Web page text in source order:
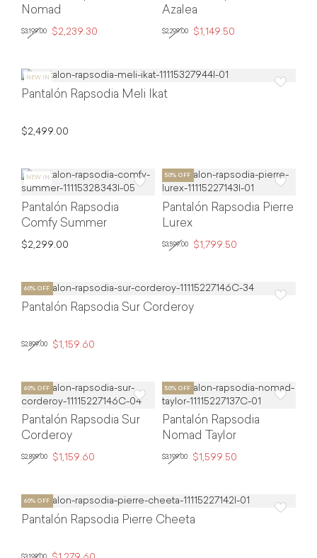
Nomad
$3,199.00 $2,239.30
Azalea
$2,299.00 $1,149.50
Pantalón Rapsodia Meli Ikat
$2,499.00
Pantalón Rapsodia
Comfy Summer
$2,299.00
Pantalón Rapsodia Pierre
Lurex
$3,599.00 $1,799.50
Pantalón Rapsodia Sur Corderoy
$2,899.00 $1,159.60
Pantalón Rapsodia Sur
Corderoy
$2,899.00 $1,159.60
Pantalón Rapsodia
Nomad Taylor
$3,199.00 $1,599.50
Pantalón Rapsodia Pierre Cheeta